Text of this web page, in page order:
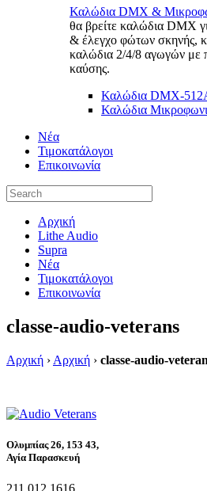
Καλώδια DMX &
θα βρείτε καλώδια DMX
& έλεγχο φώτων σκηνής,
καλώδια 2/4/8 αγωγών με
καύσης.
Καλώδια DMX-
Καλώδια
Νέα
Τιμοκατάλογοι
Επικοινωνία
Αρχική
Lithe Audio
Supra
Νέα
Τιμοκατάλογοι
Επικοινωνία
classe-audio-veterans
Αρχική › Αρχική › classe-audio-
Ολυμπίας 26, 153 43,
Αγία Παρασκευή